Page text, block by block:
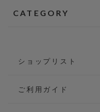
CATEGORY
ショップリスト
ご利用ガイド